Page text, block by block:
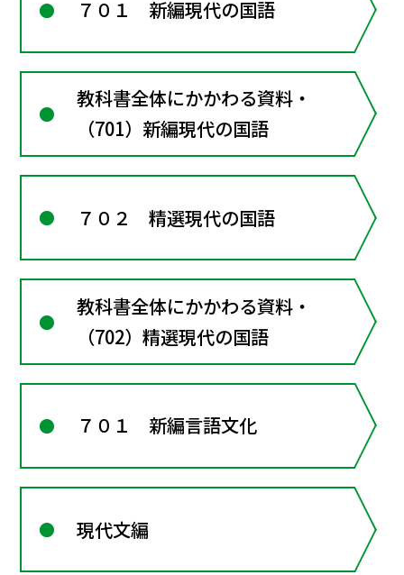
７０１ 新編現代の国語
教科書全体にかかわる資料・
（701）新編現代の国語
７０２ 精選現代の国語
教科書全体にかかわる資料・
（702）精選現代の国語
７０１ 新編言語文化
現代文編